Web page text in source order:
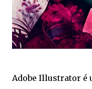
Adobe Illustrator é